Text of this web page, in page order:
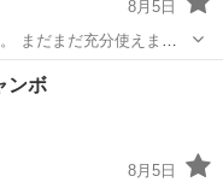
8月5日
ンボ
8月5日